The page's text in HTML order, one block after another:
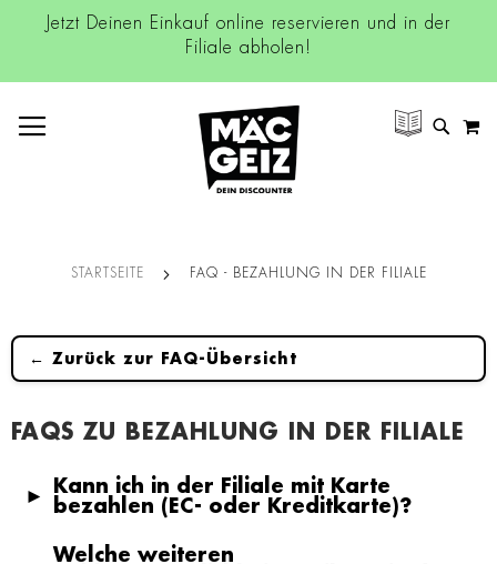
Jetzt Deinen Einkauf online reservieren und in der
Filiale abholen!
SUCHE
STARTSEITE FAQ - BEZAHLUNG IN DER FILIALE
← Zurück zur FAQ-Übersicht
FAQS ZU BEZAHLUNG IN DER FILIALE
►
Kann ich in der Filiale mit Karte
bezahlen (EC- oder Kreditkarte)?
Welche weiteren